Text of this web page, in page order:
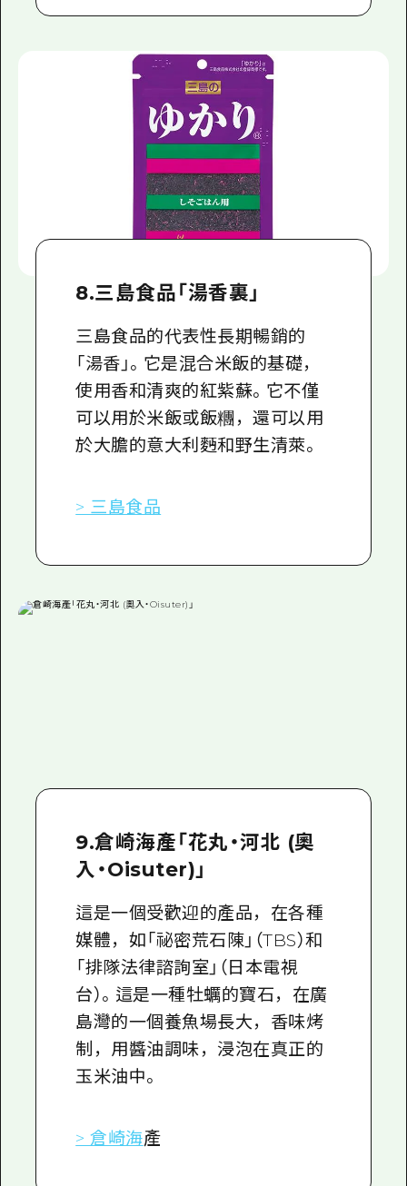
8.三島食品「湯香裏」
三島食品的代表性長期暢銷的
「湯香」。它是混合米飯的基礎，
使用香和清爽的紅紫蘇。它不僅
可以用於米飯或飯糰，還可以用
於大膽的意大利麪和野生清萊。
> 三島食品
9.倉崎海產「花丸・河北 (奧
入・Oisuter)」
這是一個受歡迎的產品，在各種
媒體，如「祕密荒石陳」（TBS）和
「排隊法律諮詢室」（日本電視
台）。這是一種牡蠣的寶石，在廣
島灣的一個養魚場長大，香味烤
制，用醬油調味，浸泡在真正的
玉米油中。
> 倉崎海產